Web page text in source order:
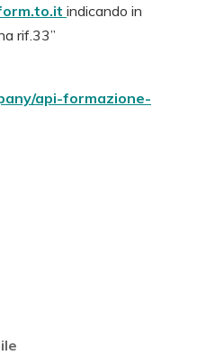
indicando in
rif.33”
api-formazione-